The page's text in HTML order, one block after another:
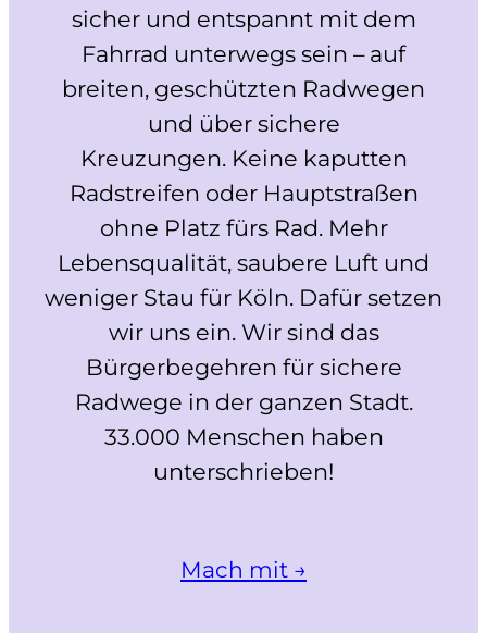
sicher und entspannt mit dem
Fahrrad unterwegs sein – auf
breiten, geschützten Radwegen
und über sichere
Kreuzungen. Keine kaputten
Radstreifen oder Hauptstraßen
ohne Platz fürs Rad. Mehr
Lebensqualität, saubere Luft und
weniger Stau für Köln. Dafür setzen
wir uns ein. Wir sind das
Bürgerbegehren für sichere
Radwege in der ganzen Stadt.
33.000 Menschen haben
unterschrieben!
Mach mit →